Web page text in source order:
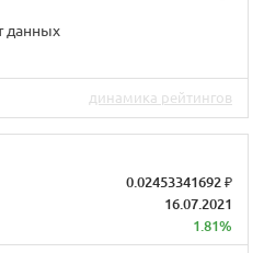
данных
динамика рейтингов
0.02453341692 ₽
16.07.2021
1.81%